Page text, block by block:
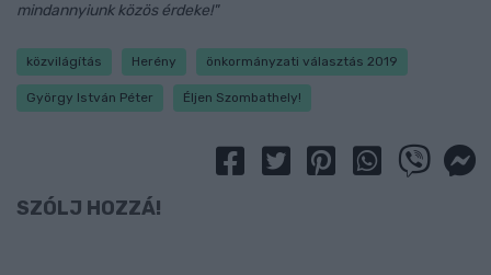
mindannyiunk közös érdeke!"
közvilágítás Herény önkormányzati választás 2019
György István Péter Éljen Szombathely!
SZÓLJ HOZZÁ!